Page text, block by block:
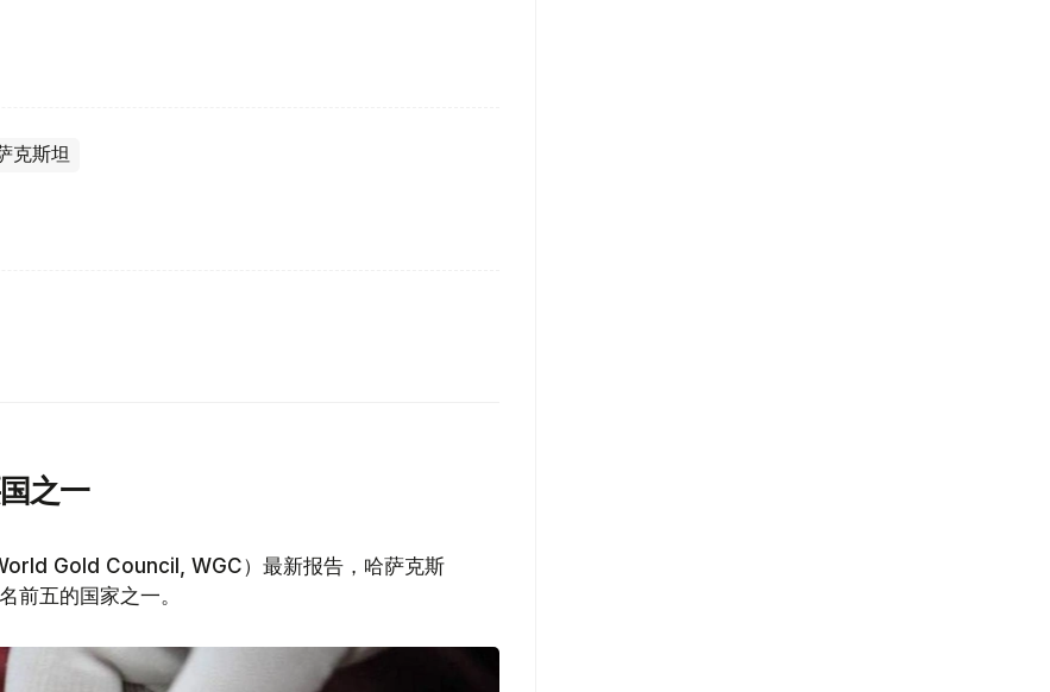
克斯坦
之一
Gold Council, WGC）最新报告，哈萨克斯
前五的国家之一。